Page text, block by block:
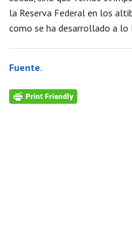
la Reserva Federal en los
como se ha desarrollado a
Fuente.